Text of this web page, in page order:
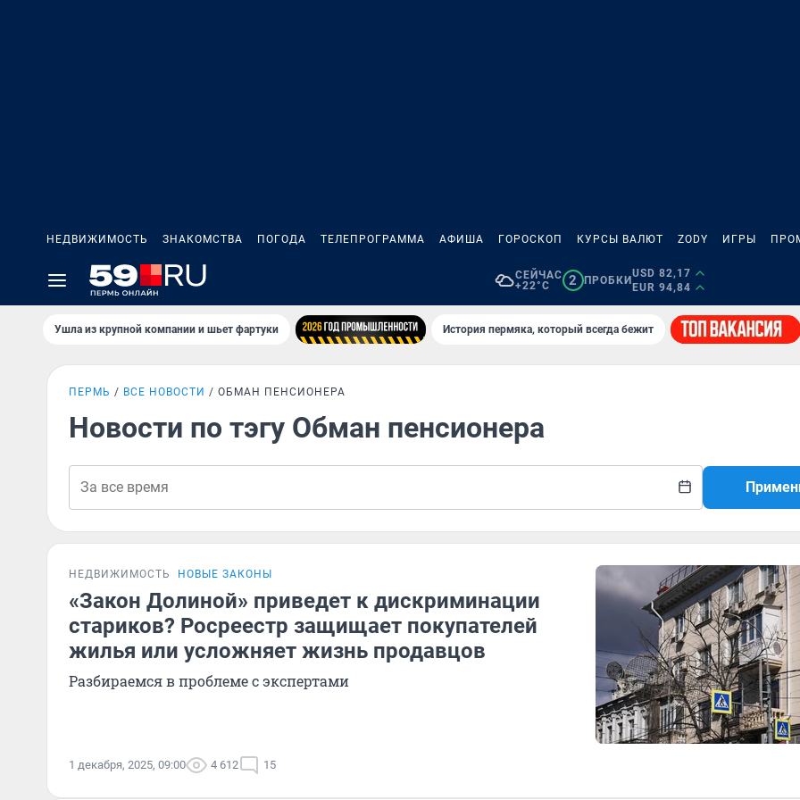
НЕДВИЖИМОСТЬ ЗНАКОМСТВА ПОГОДА ТЕЛЕПРОГРАММА АФИША ГОРОСКОП КУРСЫ ВАЛЮТ ZODY ИГРЫ
СЕЙЧАС
+22°C
2 ПРОБКИ
USD 82,17
EUR 94,84
Ушла из крупной компании и шьет фартуки История пермяка, который всегда бежит
ПЕРМЬ ВСЕ НОВОСТИ ОБМАН ПЕНСИОНЕРА
Новости по тэгу Обман пенсионера
НЕДВИЖИМОСТЬ НОВЫЕ ЗАКОНЫ
«Закон Долиной» приведет к дискриминации
стариков? Росреестр защищает покупателей
жилья или усложняет жизнь продавцов
Разбираемся в проблеме с экспертами
1 декабря, 2025, 09:00 4 612 15